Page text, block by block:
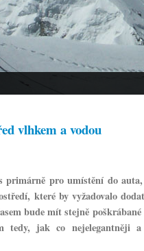
vlhkem a vodou
pro umístění do auta,
které by vyžadovalo
bude mít stejně
tedy, jak co nejelegantněji